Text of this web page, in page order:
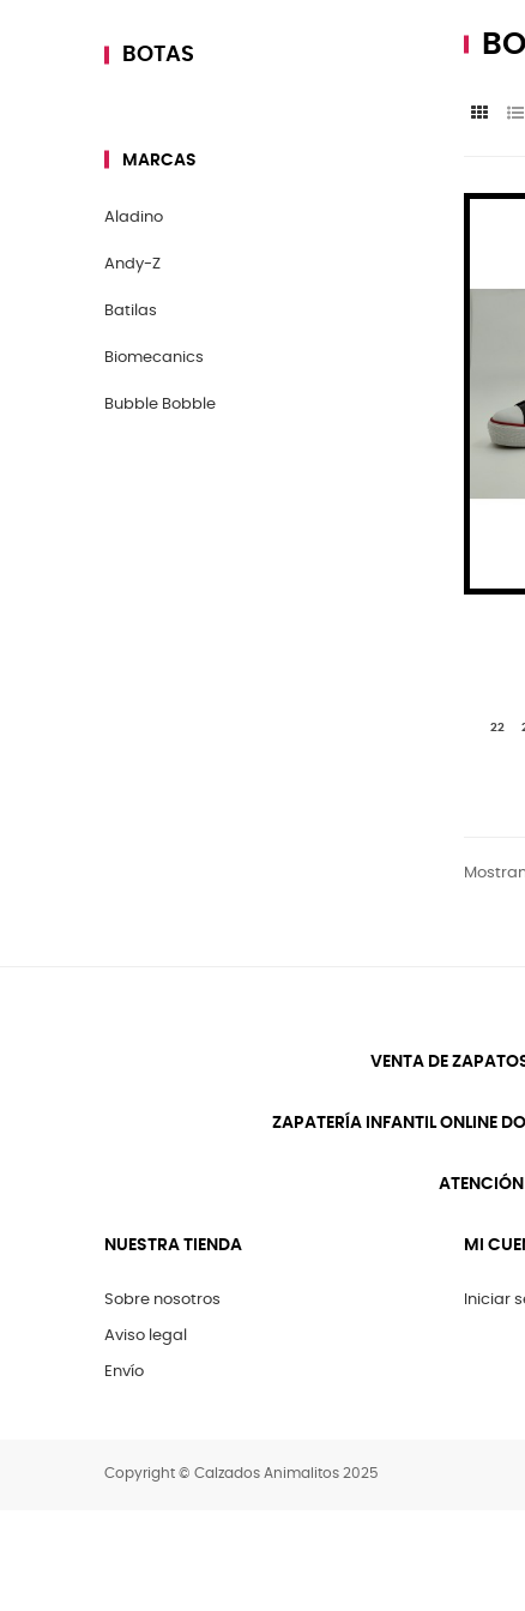
BOTAS
MARCAS
Aladino
Andy-Z
Batilas
Biomecanics
Bubble Bobble
22
VENTA DE
ZAPATERÍA INFANTIL ONLINE
NUESTRA TIENDA
Sobre nosotros
Aviso legal
Envío
MI
Iniciar
Copyright © Calzados Animalitos 2025